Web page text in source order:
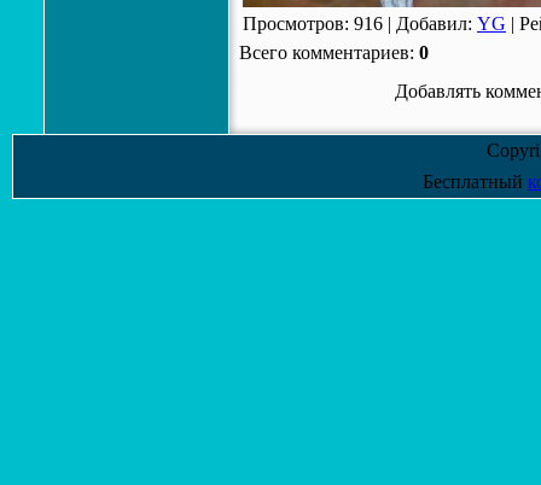
Просмотров: 916 | Добавил: YG |
Всего комментариев: 0
Добавлять
Бесплатный